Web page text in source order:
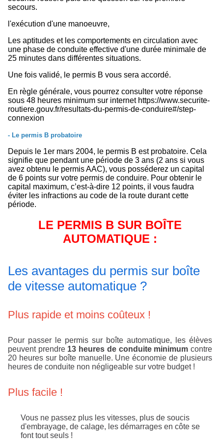
secours.
l'exécution d'une manoeuvre,
Les aptitudes et les comportements en circulation avec
une phase de conduite effective d'une durée minimale de
25 minutes dans différentes situations.
Une fois validé, le permis B vous sera accordé.
En règle générale, vous pourrez consulter votre réponse
sous 48 heures minimum sur internet https://www.securite-
routiere.gouv.fr/resultats-du-permis-de-conduire#/step-
connexion
- Le permis B probatoire
Depuis le 1er mars 2004, le permis B est probatoire. Cela
signifie que pendant une période de 3 ans (2 ans si vous
avez obtenu le permis AAC), vous posséderez un capital
de 6 points sur votre permis de conduire. Pour obtenir le
capital maximum, c’est-à-dire 12 points, il vous faudra
éviter les infractions au code de la route durant cette
période.
LE PERMIS B SUR BOÎTE
AUTOMATIQUE :
Les avantages du permis sur boîte
de vitesse automatique ?
Plus rapide et moins coûteux !
Pour passer le permis sur boîte automatique, les élèves
peuvent prendre 13 heures de conduite minimum contre
20 heures sur boîte manuelle. Une économie de plusieurs
heures de conduite non négligeable sur votre budget !
Plus facile !
Vous ne passez plus les vitesses, plus de soucis
d'embrayage, de calage, les démarrages en côte se
font tout seuls !